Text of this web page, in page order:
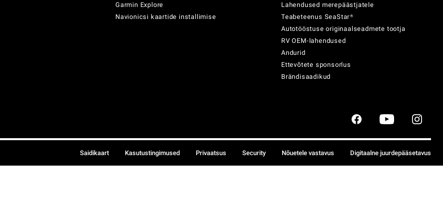
Garmin Explore
Navionicsi kaartide installimise
Lahendused merepäästjatele
Teabeteenus SeaStar®
Autotööstuse originaalseadmete tootja
RV OEM-lahendused
Andurid
Ettevõtete sponsorlus
Brändisaadikud
Saidikaart Kasutustingimused Privaatsus Security Nõuetele vastavus Digitaalne juurdepääsetavus